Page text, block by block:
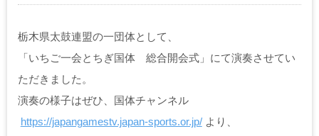
栃木県太鼓連盟の一団体として、
「いちご一会とちぎ国体 総合開会式」にて演奏させてい
ただきました。
演奏の様子はぜひ、国体チャンネル
https://japangamestv.japan-sports.or.jp/ より、